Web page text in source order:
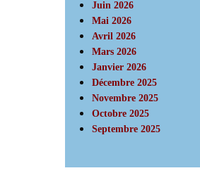
Juin 2026
Mai 2026
Avril 2026
Mars 2026
Janvier 2026
Décembre 2025
Novembre 2025
Octobre 2025
Septembre 2025